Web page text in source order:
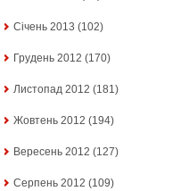
Січень 2013 (102)
Грудень 2012 (170)
Листопад 2012 (181)
Жовтень 2012 (194)
Вересень 2012 (127)
Серпень 2012 (109)